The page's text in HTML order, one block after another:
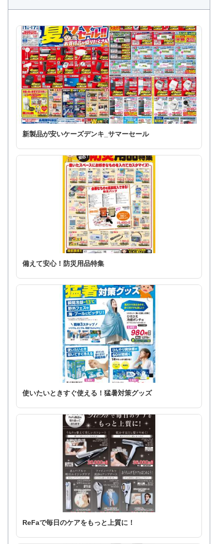
新製品が安いケーズデンキ_サマーセール
備えて安心！防災用品特集
使いたいときすぐ使える！猛暑対策グッズ
ReFaで毎日のケアをもっと上質に！